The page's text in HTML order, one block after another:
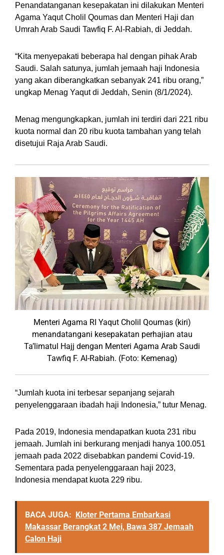
Penandatanganan kesepakatan ini dilakukan Menteri
Agama Yaqut Cholil Qoumas dan Menteri Haji dan
Umrah Arab Saudi Tawfiq F. Al-Rabiah, di Jeddah.
“Kita menyepakati beberapa hal dengan pihak Arab
Saudi. Salah satunya, jumlah jemaah haji Indonesia
yang akan diberangkatkan sebanyak 241 ribu orang,”
ungkap Menag Yaqut di Jeddah, Senin (8/1/2024).
Menag mengungkapkan, jumlah ini terdiri dari 221 ribu
kuota normal dan 20 ribu kuota tambahan yang telah
disetujui Raja Arab Saudi.
Menteri Agama RI Yaqut Cholil Qoumas (kiri)
menandatangani kesepakatan perhajian atau
Ta’limatul Hajj dengan Menteri Agama Arab Saudi
Tawfiq F. Al-Rabiah. (Foto: Kemenag)
“Jumlah kuota ini terbesar sepanjang sejarah
penyelenggaraan ibadah haji Indonesia,” tutur Menag.
Pada 2019, Indonesia mendapatkan kuota 231 ribu
jemaah. Jumlah ini berkurang menjadi hanya 100.051
jemaah pada 2022 disebabkan pandemi Covid-19.
Sementara pada penyelenggaraan haji 2023,
Indonesia mendapat kuota 229 ribu.
BACA JUGA:
Kloter Pertama Embarkasi
Makassar Berangkat 2 Mei, Bawa 387 Jemaah
Calon Haji